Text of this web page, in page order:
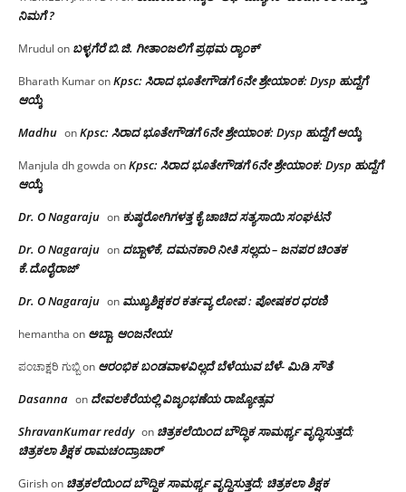
ನಿಮಗೆ ?
Mrudul on ಬಳ್ಳಗೆರೆ ಬಿ.ಜಿ. ಗೀತಾಂಜಲಿಗೆ ಪ್ರಥಮ ರ‌್ಯಾಂಕ್
Bharath KumaronKpsc: ಸಿರಾದ ಭೂತೇಗೌಡಗೆ 6ನೇ ಶ್ರೇಯಾಂಕ: Dysp ಹುದ್ದೆಗೆ
ಆಯ್ಕೆ
Madhu onKpsc: ಸಿರಾದ ಭೂತೇಗೌಡಗೆ 6ನೇ ಶ್ರೇಯಾಂಕ: Dysp ಹುದ್ದೆಗೆ ಆಯ್ಕೆ
Manjula dh gowda onKpsc: ಸಿರಾದ ಭೂತೇಗೌಡಗೆ 6ನೇ ಶ್ರೇಯಾಂಕ: Dysp ಹುದ್ದೆಗೆ
ಆಯ್ಕೆ
Dr. O Nagaraju on ಕುಷ್ಠರೋಗಿಗಳತ್ತ ಕೈ ಚಾಚಿದ ಸತ್ಯಸಾಯಿ ಸಂಘಟನೆ
Dr. O Nagaraju on ದಬ್ಬಾಳಿಕೆ, ದಮನಕಾರಿ ನೀತಿ ಸಲ್ಲದು – ಜನಪರ ಚಿಂತಕ
ಕೆ.ದೊರೈರಾಜ್
Dr. O Nagaraju on ಮುಖ್ಯಶಿಕ್ಷಕರ ಕರ್ತವ್ಯ ಲೋಪ : ಪೋಷಕರ ಧರಣಿ
hemantha on ಅಬ್ಬಾ, ಆಂಜನೇಯ!
ಪಂಚಾಕ್ಷರಿ ಗುಬ್ಬಿon ಆರಂಭಿಕ ಬಂಡವಾಳವಿಲ್ಲದೆ ಬೆಳೆಯುವ ಬೆಳೆ- ಮಿಡಿ ಸೌತೆ
Dasanna on ದೇವಲಕೆರೆಯಲ್ಲಿ ವಿಜೃಂಭಣೆಯ ರಾಜ್ಯೋತ್ಸವ
ShravanKumar reddy on ಚಿತ್ರಕಲೆಯಿಂದ ಬೌದ್ಧಿಕ ಸಾಮರ್ಥ್ಯ ವೃದ್ಧಿಸುತ್ತದೆ;
ಚಿತ್ರಕಲಾ ಶಿಕ್ಷಕ ರಾಮಚಂದ್ರಾಚಾರ್
Girishon ಚಿತ್ರಕಲೆಯಿಂದ ಬೌದ್ಧಿಕ ಸಾಮರ್ಥ್ಯ ವೃದ್ಧಿಸುತ್ತದೆ; ಚಿತ್ರಕಲಾ ಶಿಕ್ಷಕ